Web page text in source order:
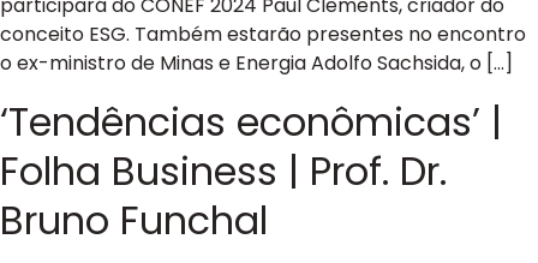
conceito ESG. Também estarão presentes no encontro
o ex-ministro de Minas e Energia Adolfo Sachsida, o […]
‘Tendências econômicas’ |
Folha Business | Prof. Dr.
Bruno Funchal